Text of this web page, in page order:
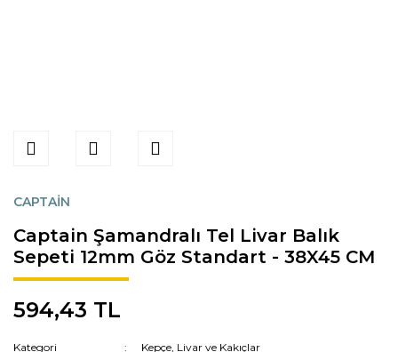
CAPTAİN
Captain Şamandralı Tel Livar Balık
Sepeti 12mm Göz Standart - 38X45 CM
594,43 TL
Kategori
Kepçe, Livar ve Kakıçlar